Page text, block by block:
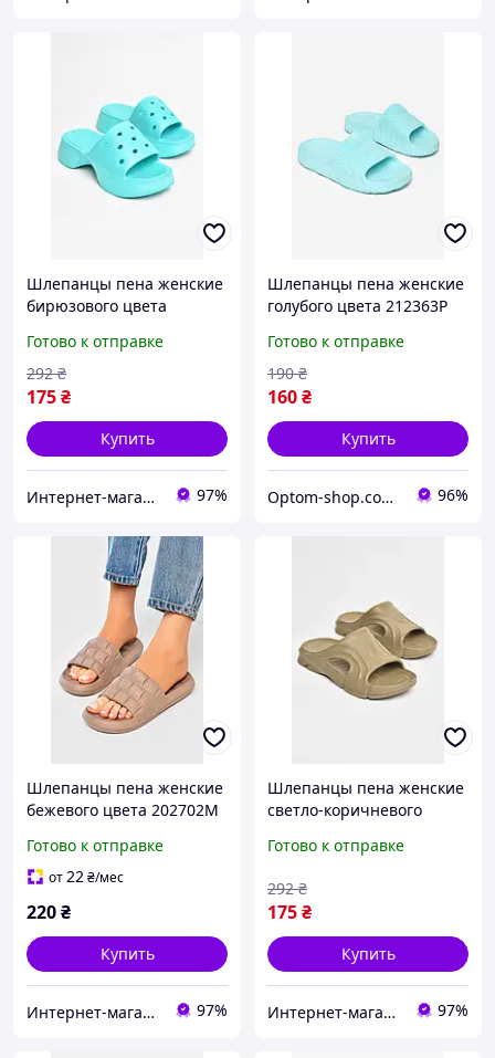
Шлепанцы пена женские
бирюзового цвета
Готово к отправке
175₴
292 ₴
Купить
Интернет-магазин Soloveiko.com.ua - одежда и обувь для всей семьи, Украина 97%
Шлепанцы пена женские
голубого цвета 212363P
Готово к отправке
160₴
190 ₴
Купить
Optom-shop.com.ua - Оптовый интернет-магазин: Одежда и обувь оптом, нижнее белье недорого 96%
Шлепанцы пена женские
бежевого цвета 202702M
Готово к отправке
от22₴/мес
220₴
Купить
Интернет-магазин Minimalka.com - минимальные цены на одежду и обувь, нижнее белье и другие товары 97%
Шлепанцы пена женские
светло-коричневого
Готово к отправке
175₴
292 ₴
Купить
Интернет-магазин Soloveiko.com.ua - одежда и обувь для всей семьи, Украина 97%